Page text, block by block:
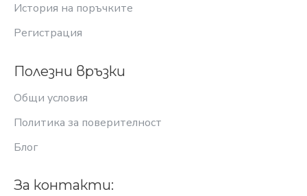
История на поръчките
Регистрация
Полезни връзки
Общи условия
Политика за поверителност
Блог
За контакти: